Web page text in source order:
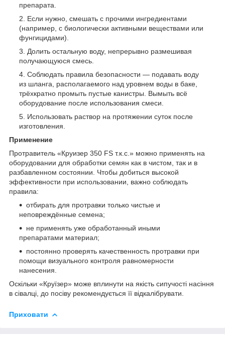
препарата.
Если нужно, смешать с прочими ингредиентами
(например, с биологически активными веществами или
фунгицидами).
Долить остальную воду, непрерывно размешивая
получающуюся смесь.
Соблюдать правила безопасности — подавать воду
из шланга, располагаемого над уровнем воды в баке,
трёхкратно промыть пустые канистры. Вымыть всё
оборудование после использования смеси.
Использовать раствор на протяжении суток после
изготовления.
Применение
Протравитель «Круизер 350 FS т.к.с.» можно применять на
оборудовании для обработки семян как в чистом, так и в
разбавленном состоянии. Чтобы добиться высокой
эффективности при использовании, важно соблюдать
правила:
отбирать для протравки только чистые и
неповреждённые семена;
не применять уже обработанный иными
препаратами материал;
постоянно проверять качественность протравки при
помощи визуального контроля равномерности
нанесения.
Оскільки «Круїзер» може вплинути на якість сипучості насіння
в сівалці, до посіву рекомендується її відкалібрувати.
Приховати